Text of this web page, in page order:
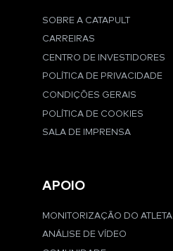
SOBRE A CATAPULT
CARREIRAS
CENTRO DE INVESTIDORES
POLÍTICA DE PRIVACIDADE
CONDIÇÕES GERAIS
POLÍTICA DE COOKIES
SALA DE IMPRENSA
APOIO
MONITORIZAÇÃO DO ATLETA
ANÁLISE DE VÍDEO